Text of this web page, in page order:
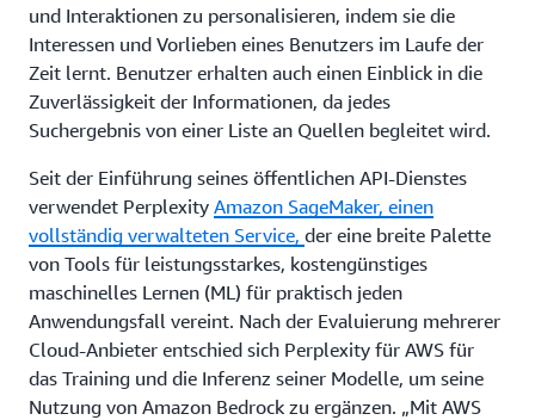
und Interaktionen zu personalisieren, indem sie die
Interessen und Vorlieben eines Benutzers im Laufe der
Zeit lernt. Benutzer erhalten auch einen Einblick in die
Zuverlässigkeit der Informationen, da jedes
Suchergebnis von einer Liste an Quellen begleitet wird.
Seit der Einführung seines öffentlichen API-Dienstes
verwendet Perplexity Amazon SageMaker, einen
vollständig verwalteten Service, der eine breite Palette
von Tools für leistungsstarkes, kostengünstiges
maschinelles Lernen (ML) für praktisch jeden
Anwendungsfall vereint. Nach der Evaluierung mehrerer
Cloud-Anbieter entschied sich Perplexity für AWS für
das Training und die Inferenz seiner Modelle, um seine
Nutzung von Amazon Bedrock zu ergänzen. „Mit AWS